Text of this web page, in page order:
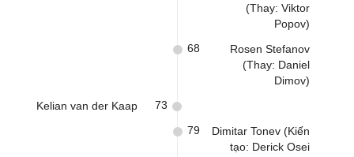
(Thay: Viktor
Popov)
Rosen Stefanov
(Thay: Daniel
Dimov)
68
Kelian van der Kaap 73
Dimitar Tonev (Kiến
tạo: Derick Osei
79